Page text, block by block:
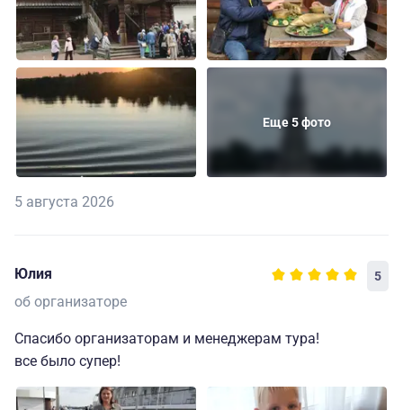
Еще 5 фото
5 августа 2026
Юлия 5
об организаторе
Спасибо организаторам и менеджерам тура!
все было супер!